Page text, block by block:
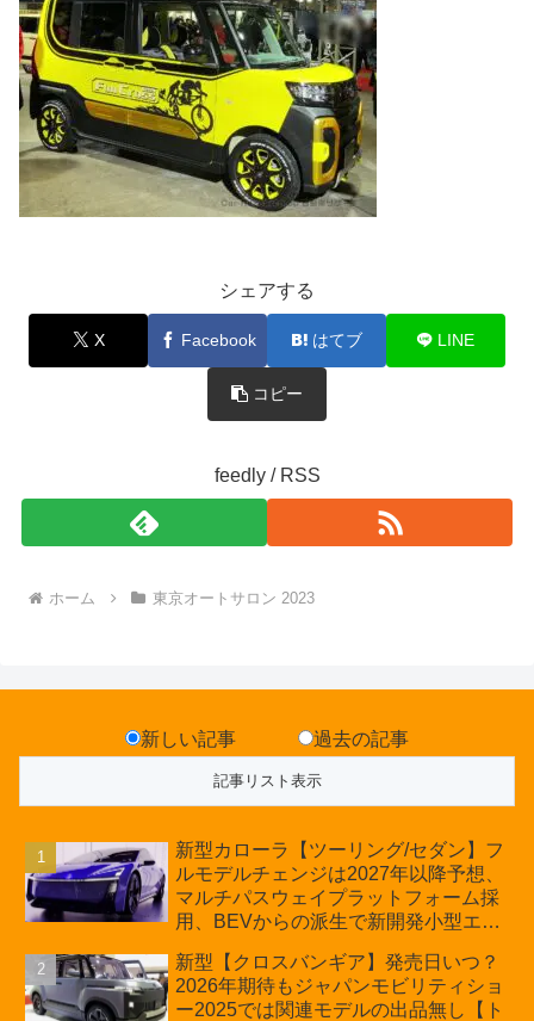
シェアする
X Facebook はてブ LINE
コピー
feedly / RSS
ホーム 東京オートサロン 2023
新しい記事 過去の記事
新型カローラ【ツーリング/セダン】フ
ルモデルチェンジは2027年以降予想、
マルチパスウェイプラットフォーム採
用、BEVからの派生で新開発小型エン
の採用は無しか【トヨタ最新情報】60
周年記念車発売
新型【クロスバンギア】発売日いつ？
2026年期待もジャパンモビリティショ
ー2025では関連モデルの出品無し【ト